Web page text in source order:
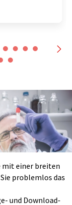
mit einer breiten
problemlos das
und Download-